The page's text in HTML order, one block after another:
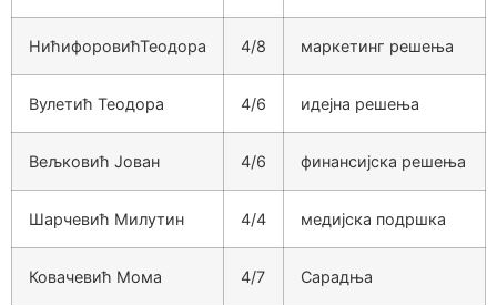
НићифоровићТеодора 4/8 маркетинг решења
Вулетић Теодора 4/6 идејна решења
Вељковић Јован 4/6 финансијска решења
Шарчевић Милутин 4/4 медијска подршка
Ковачевић Мома 4/7 Сарадња